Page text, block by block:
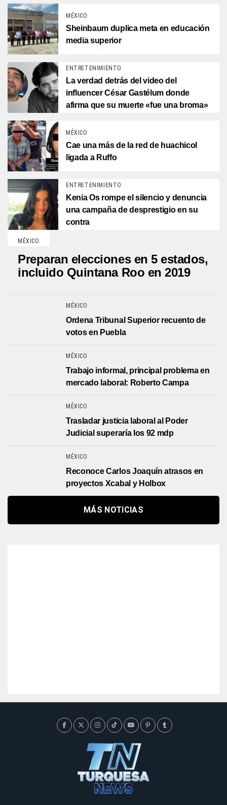
MÉXICO
Sheinbaum duplica meta en educación
media superior
ENTRETENIMIENTO
La verdad detrás del video del
influencer César Gastélum donde
afirma que su muerte «fue una broma»
MÉXICO
Cae una más de la red de huachicol
ligada a Ruffo
ENTRETENIMIENTO
Kenia Os rompe el silencio y denuncia
una campaña de desprestigio en su
contra
MÉXICO
Preparan elecciones en 5 estados,
incluido Quintana Roo en 2019
MÉXICO
Ordena Tribunal Superior recuento de
votos en Puebla
MÉXICO
Trabajo informal, principal problema en
mercado laboral: Roberto Campa
MÉXICO
Trasladar justicia laboral al Poder
Judicial superaría los 92 mdp
MÉXICO
Reconoce Carlos Joaquín atrasos en
proyectos Xcabal y Holbox
MÁS NOTICIAS